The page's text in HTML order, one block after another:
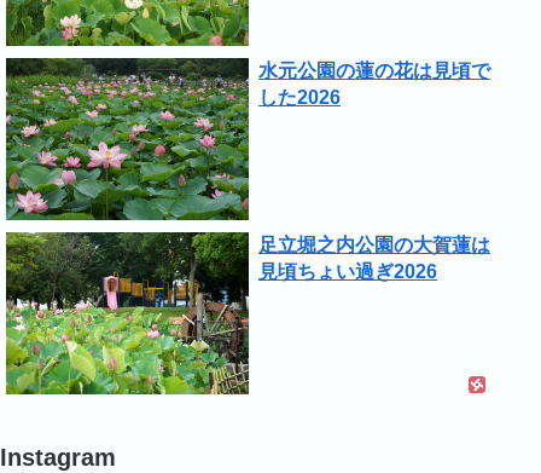
水元公園の蓮の花は見頃で
した2026
足立堀之内公園の大賀蓮は
見頃ちょい過ぎ2026
Instagram